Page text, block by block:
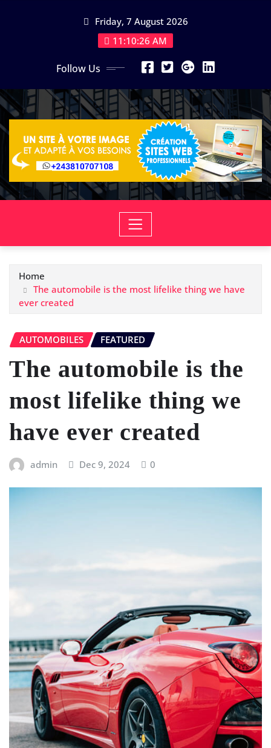
Friday, 7 August 2026
11:10:27 AM
Follow Us
Home
The automobile is the most lifelike thing we have
ever created
AUTOMOBILES FEATURED
The automobile is the
most lifelike thing we
have ever created
admin Dec 9, 2024 0